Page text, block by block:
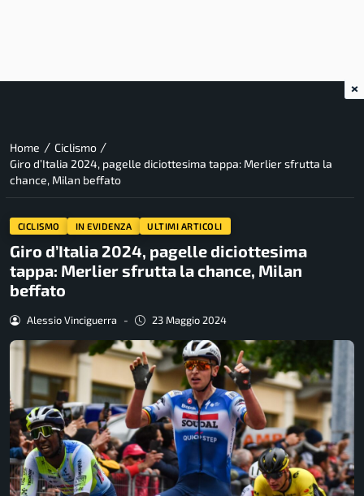
Home / Ciclismo /
Giro d’Italia 2024, pagelle diciottesima tappa: Merlier sfrutta la
chance, Milan beffato
CICLISMO IN EVIDENZA ULTIMI ARTICOLI
Giro d’Italia 2024, pagelle diciottesima
tappa: Merlier sfrutta la chance, Milan
beffato
Alessio Vinciguerra - 23 Maggio 2024
×